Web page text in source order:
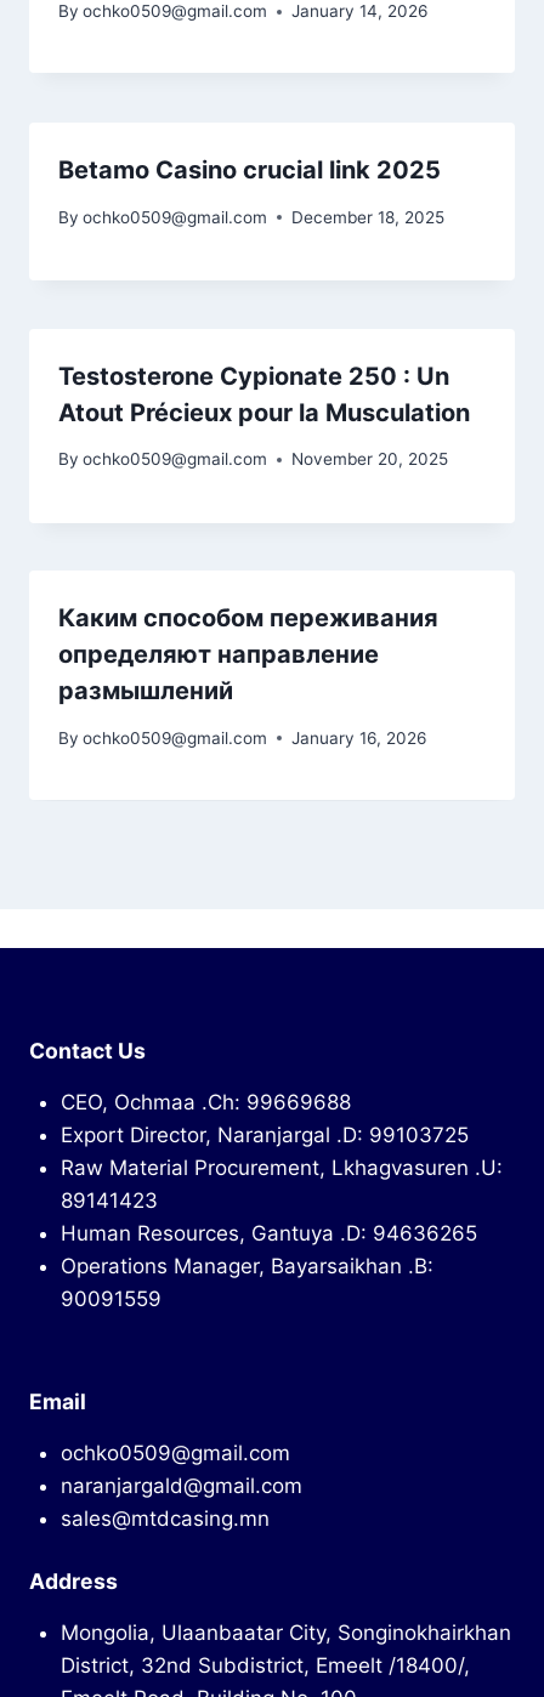
By ochko0509@gmail.com January 14, 2026
Betamo Casino crucial link 2025
By ochko0509@gmail.com December 18, 2025
Testosterone Cypionate 250 : Un
Atout Précieux pour la Musculation
By ochko0509@gmail.com November 20, 2025
Каким способом переживания
определяют направление
размышлений
By ochko0509@gmail.com January 16, 2026
Contact Us
CEO, Ochmaa .Ch: 99669688
Export Director, Naranjargal .D: 99103725
Raw Material Procurement, Lkhagvasuren .U:
89141423
Human Resources, Gantuya .D: 94636265
Operations Manager, Bayarsaikhan .B:
90091559
Email
ochko0509@gmail.com
naranjargald@gmail.com
sales@mtdcasing.mn
Address
Mongolia, Ulaanbaatar City, Songinokhairkhan
District, 32nd Subdistrict, Emeelt /18400/,